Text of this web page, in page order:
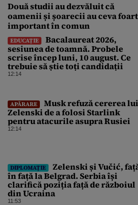
Două studii au dezvăluit că
oamenii și șoarecii au ceva
important în comun
EDUCAȚIE
Bacalaureat 2026,
sesiunea de toamnă. Probele
scrise încep luni, 10 august. Ce
trebuie să știe toți candidații
12:14
APĂRARE
Musk refuză cererea lui
Zelenski de a folosi Starlink
pentru atacurile asupra Rusiei
12:14
DIPLOMAȚIE
Zelenski și Vučić,
în față la Belgrad. Serbia își
clarifică poziția față de războiul
din Ucraina
11:53